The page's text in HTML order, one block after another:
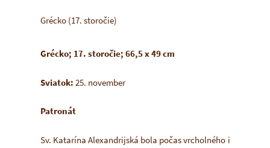
Grécko (17. storočie)
Grécko; 17. storočie; 66,5 x 49 cm
Sviatok: 25. november
Patronát
Sv. Katarína Alexandrijská bola počas vrcholného i